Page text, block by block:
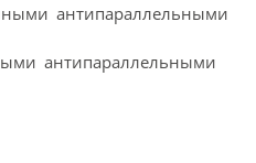
антипараллельными
антипараллельными